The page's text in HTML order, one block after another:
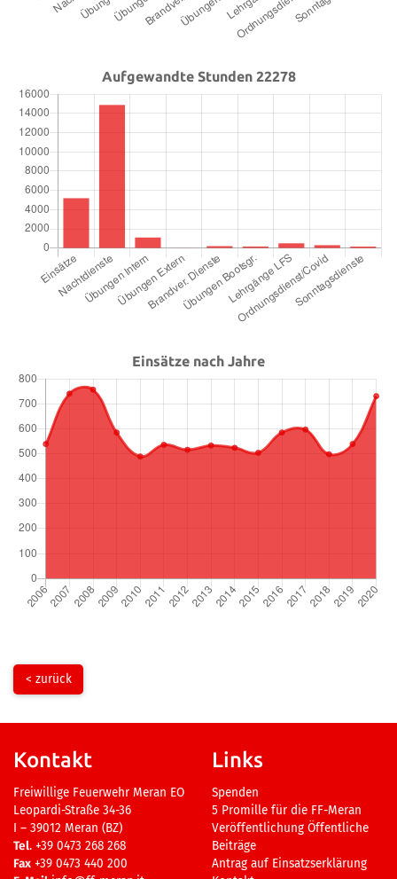
< zurück
Kontakt
Freiwillige Feuerwehr Meran EO
Leopardi-Straße 34-36
I – 39012 Meran (BZ)
Tel. +39 0473 268 268
Fax +39 0473 440 200
Links
Spenden
5 Promille für die FF-Meran
Veröffentlichung Öffentliche
Beiträge
Antrag auf Einsatzserklärung